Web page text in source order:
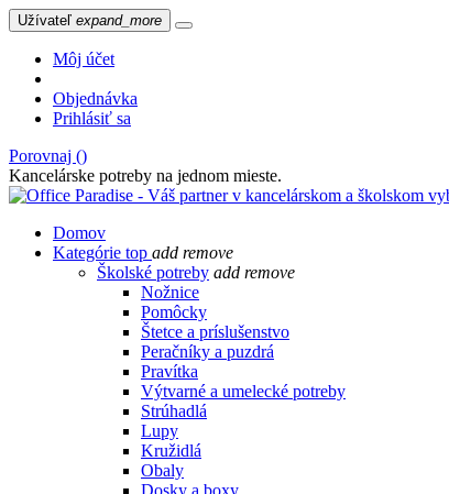
Užívateľ expand_more
Môj účet
Objednávka
Prihlásiť sa
Porovnaj ()
Kancelárske potreby na jednom mieste.
Domov
Kategórie top add remove
Školské potreby add remove
Nožnice
Pomôcky
Štetce a príslušenstvo
Peračníky a puzdrá
Pravítka
Výtvarné a umelecké potreby
Strúhadlá
Lupy
Kružidlá
Obaly
Dosky a boxy